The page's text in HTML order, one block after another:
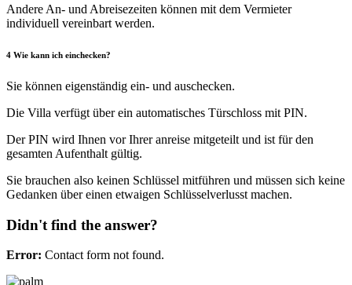
Andere An- und Abreisezeiten können mit dem Vermieter
individuell vereinbart werden.
4 Wie kann ich einchecken?
Sie können eigenständig ein- und auschecken.
Die Villa verfügt über ein automatisches Türschloss mit PIN.
Der PIN wird Ihnen vor Ihrer anreise mitgeteilt und ist für den
gesamten Aufenthalt gültig.
Sie brauchen also keinen Schlüssel mitführen und müssen sich keine
Gedanken über einen etwaigen Schlüsselverlusst machen.
Didn't find the answer?
Error: Contact form not found.